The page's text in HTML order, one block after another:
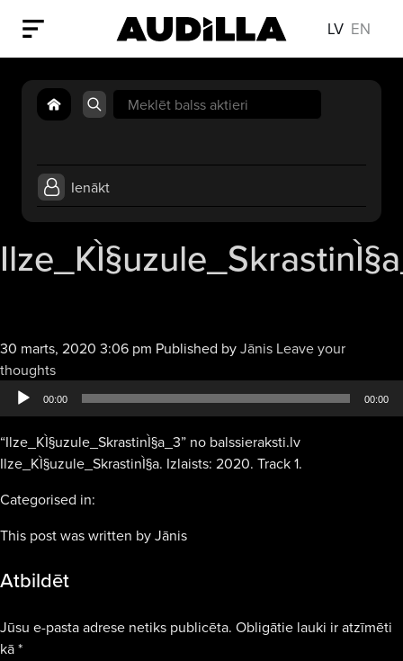
LV EN
Search
for:
Ienākt
30 marts, 2020 3:06 pm Published byJānis Leave your
thoughtsAudio
atskaņotājs
00:00 00:00
“Ilze_KÌ§uzule_SkrastinÌ§a_3” no balssieraksti.lv
Ilze_KÌ§uzule_SkrastinÌ§a. Izlaists: 2020. Track 1.
Categorised in:
This post was written by Jānis
Atbildēt
Jūsu e-pasta adrese netiks publicēta. Obligātie lauki ir atzīmēti
kā*